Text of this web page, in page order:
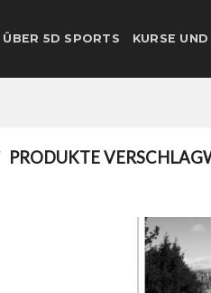
ÜBER 5D SPORTS KURSE
PRODUKTE